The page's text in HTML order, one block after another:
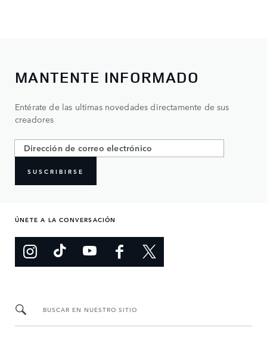
MANTENTE INFORMADO
Entérate de las ultimas novedades directamente de sus
creadores
SUSCRIBIRSE
ÚNETE A LA CONVERSACIÓN
BUSCAR EN NUESTRO SITIO